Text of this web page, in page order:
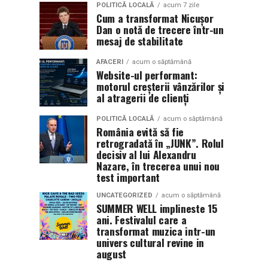
POLITICĂ LOCALĂ acum 7 zile
Cum a transformat Nicușor
Dan o notă de trecere într-un
mesaj de stabilitate
AFACERI acum o săptămână
Website-ul performant:
motorul creșterii vânzărilor și
al atragerii de clienți
POLITICĂ LOCALĂ acum o săptămână
România evită să fie
retrogradată în „JUNK”. Rolul
decisiv al lui Alexandru
Nazare, în trecerea unui nou
test important
UNCATEGORIZED acum o săptămână
SUMMER WELL implineste 15
ani. Festivalul care a
transformat muzica intr-un
univers cultural revine in
august